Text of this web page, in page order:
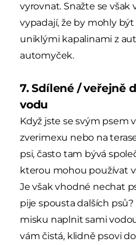
vyrovnat. Snažte se
vypadají, že by mohly
uniklými kapalinami z
automyček.
7. Sdílené / veřejně
vodu
Když jste se svým psem
zverimexu nebo na
psi, často tam bývá
kterou mohou používat
Je však vhodné nechat
pije spousta dalších
misku naplnit sami
vám čistá, klidně psovi